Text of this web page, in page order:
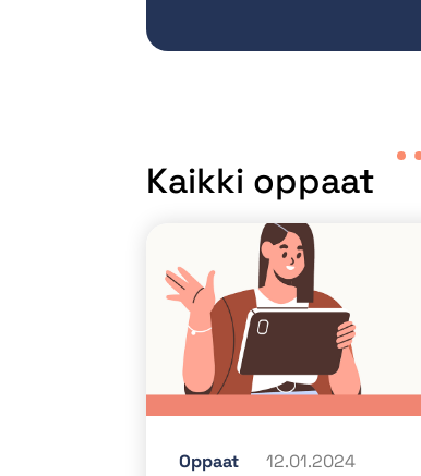
Kaikki oppaat
Oppaat 12.01.2024